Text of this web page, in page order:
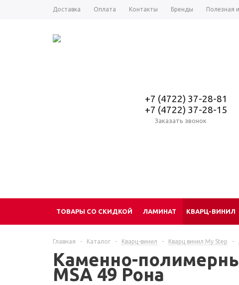
Доставка Оплата Контакты Бренды Полезная
+7 (4722) 37-28-81
+7 (4722) 37-28-15
Заказать звонок
ТОВАРЫ СО СКИДКОЙ ЛАМИНАТ КВАРЦ-ВИНИЛ
Главная - Каталог - Кварц-винил - Кварц винил My Step -
Каменно-
MSA 49 Рона